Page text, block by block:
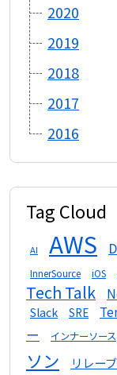
2020
2019
2018
2017
2016
Tag Cloud
AI AWS
InnerSource iOS
Tech Talk
Slack SRE
ー
インナーソース
ソン
リレー